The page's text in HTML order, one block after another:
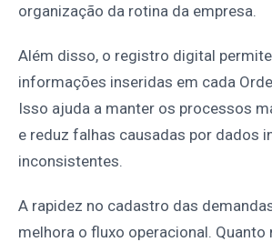
organização da rotina da empresa.
Além disso, o registro digital
informações inseridas em cada
Isso ajuda a manter os processos
e reduz falhas causadas por dados
inconsistentes.
A rapidez no cadastro das
melhora o fluxo operacional. Quanto